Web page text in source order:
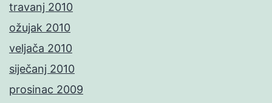
travanj 2010
ožujak 2010
veljača 2010
siječanj 2010
prosinac 2009